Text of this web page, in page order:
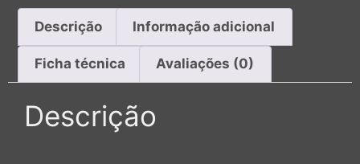
Descrição Informação adicional
Ficha técnica Avaliações (0)
Descrição